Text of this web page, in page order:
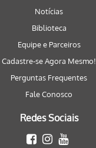
Notícias
Biblioteca
Equipe e Parceiros
Cadastre-se Agora Mesmo!
Perguntas Frequentes
Fale Conosco
Redes Sociais